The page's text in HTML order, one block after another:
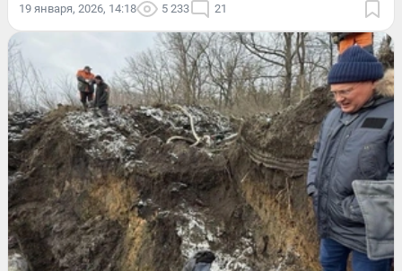
19 января, 2026, 14:18 5 233 21